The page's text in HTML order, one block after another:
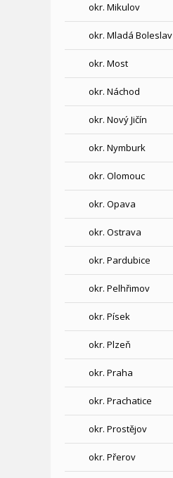
okr. Mikulov
okr. Mladá Boleslav
okr. Most
okr. Náchod
okr. Nový Jičín
okr. Nymburk
okr. Olomouc
okr. Opava
okr. Ostrava
okr. Pardubice
okr. Pelhřimov
okr. Písek
okr. Plzeň
okr. Praha
okr. Prachatice
okr. Prostějov
okr. Přerov